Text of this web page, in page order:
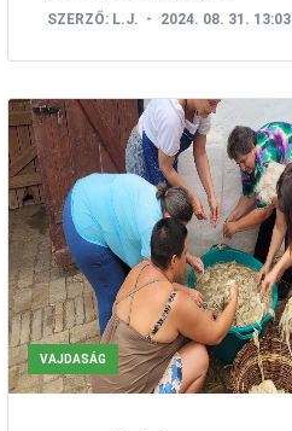
SZERZŐ: L.J. 2024. 08. 31. 13:03
VAJDASÁG